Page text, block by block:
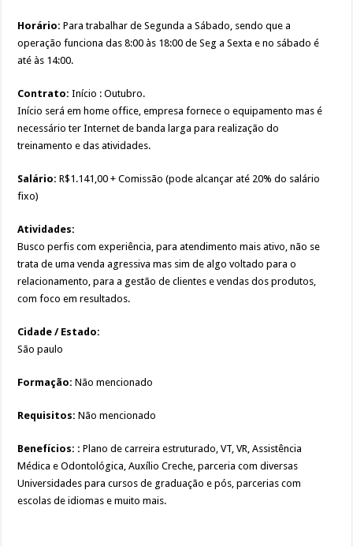
Horário: Para trabalhar de Segunda a Sábado, sendo que a
operação funciona das 8:00 às 18:00 de Seg a Sexta e no sábado é
até às 14:00.
Contrato: Início : Outubro.
Início será em home office, empresa fornece o equipamento mas é
necessário ter Internet de banda larga para realização do
treinamento e das atividades.
Salário: R$1.141,00 + Comissão (pode alcançar até 20% do salário
fixo)
Atividades:
Busco perfis com experiência, para atendimento mais ativo, não se
trata de uma venda agressiva mas sim de algo voltado para o
relacionamento, para a gestão de clientes e vendas dos produtos,
com foco em resultados.
Cidade / Estado:
São paulo
Formação: Não mencionado
Requisitos:Não mencionado
Benefícios: :Plano de carreira estruturado, VT, VR, Assistência
Médica e Odontológica, Auxílio Creche, parceria com diversas
Universidades para cursos de graduação e pós, parcerias com
escolas de idiomas e muito mais.